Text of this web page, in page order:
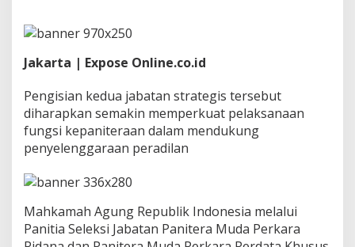
d
P
r
k
a
i
d
a
Jakarta | Expose Online.co.id
Pengisian kedua jabatan strategis tersebut
diharapkan semakin memperkuat pelaksanaan
fungsi kepaniteraan dalam mendukung
penyelenggaraan peradilan
Mahkamah Agung Republik Indonesia melalui
Panitia Seleksi Jabatan Panitera Muda Perkara